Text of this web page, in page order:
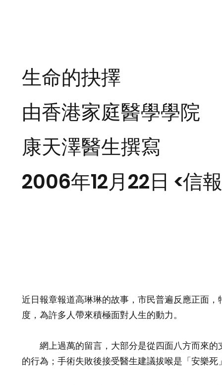
生命的抉擇
由香港家庭醫學學院
康天澤醫生撰寫
2006年12月22日 <信
近日報章報道高琳琳的故事，市民普遍反應正面
度，為許多人帶來積極面對人生的動力。
網上過萬的留言，大部分是從四面八方而來的
的行為；手術失敗後接受醫生建議拔喉是「安樂死